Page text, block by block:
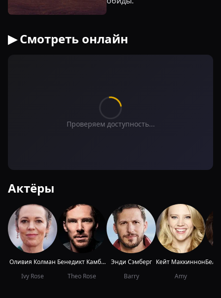
▶ Смотреть онлайн
Проверяем доступность...
Актёры
Оливия Колман
Ivy Rose
Бенедикт Камбербэтч
Theo Rose
Энди Сэмберг
Barry
Кейт Маккиннон
Amy